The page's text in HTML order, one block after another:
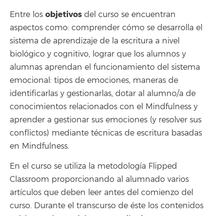
Entre los objetivos del curso se encuentran
aspectos como: comprender cómo se desarrolla el
sistema de aprendizaje de la escritura a nivel
biológico y cognitivo, lograr que los alumnos y
alumnas aprendan el funcionamiento del sistema
emocional: tipos de emociones, maneras de
identificarlas y gestionarlas, dotar al alumno/a de
conocimientos relacionados con el Mindfulness y
aprender a gestionar sus emociones (y resolver sus
conflictos) mediante técnicas de escritura basadas
en Mindfulness.
En el curso se utiliza la metodología Flipped
Classroom proporcionando al alumnado varios
artículos que deben leer antes del comienzo del
curso. Durante el transcurso de éste los contenidos